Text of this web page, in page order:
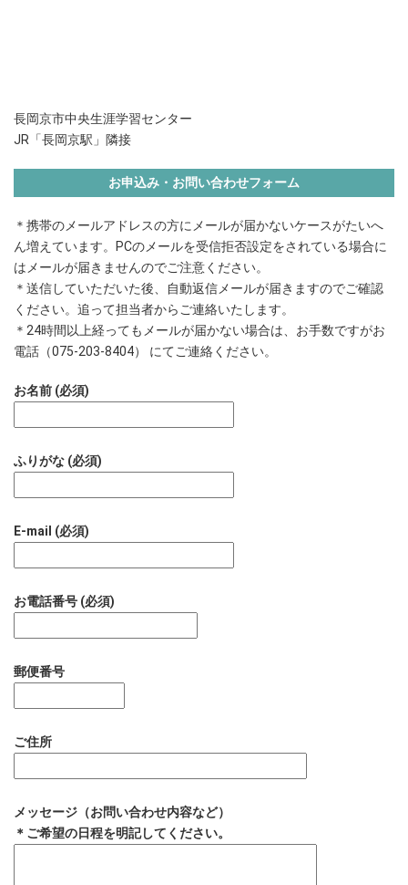
長岡京市中央生涯学習センター
JR「長岡京駅」隣接
お申込み・お問い合わせフォーム
＊携帯のメールアドレスの方にメールが届かないケースがたいへ
ん増えています。PCのメールを受信拒否設定をされている場合に
はメールが届きませんのでご注意ください。
＊送信していただいた後、自動返信メールが届きますのでご確認
ください。追って担当者からご連絡いたします。
＊24時間以上経ってもメールが届かない場合は、お手数ですがお
電話（075-203-8404） にてご連絡ください。
お名前 (必須)
ふりがな (必須)
E-mail (必須)
お電話番号 (必須)
郵便番号
ご住所
メッセージ（お問い合わせ内容など）
＊ご希望の日程を明記してください。